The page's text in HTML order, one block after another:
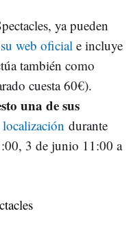
ya pueden
web oficial e incluye
también como
cuesta 60€).
una de sus
localización durante
3 de junio 11:00 a